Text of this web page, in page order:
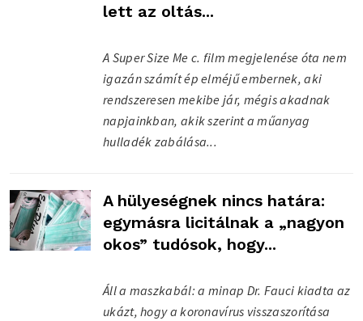
lett az oltás...
A Super Size Me c. film megjelenése óta nem
igazán számít ép elméjű embernek, aki
rendszeresen mekibe jár, mégis akadnak
napjainkban, akik szerint a műanyag
hulladék zabálása...
A hülyeségnek nincs határa:
egymásra licitálnak a „nagyon
okos” tudósok, hogy...
Áll a maszkabál: a minap Dr. Fauci kiadta az
ukázt, hogy a koronavírus visszaszorítása